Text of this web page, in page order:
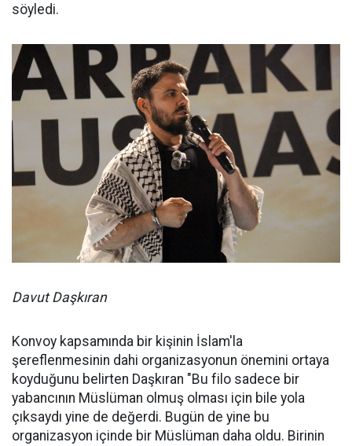
söyledi.
Davut Daşkıran
Konvoy kapsamında bir kişinin İslam'la
şereflenmesinin dahi organizasyonun önemini ortaya
koyduğunu belirten Daşkıran "Bu filo sadece bir
yabancının Müslüman olmuş olması için bile yola
çıksaydı yine de değerdi. Bugün de yine bu
organizasyon içinde bir Müslüman daha oldu. Birinin